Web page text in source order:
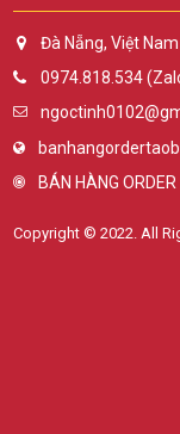
Đà Nẵng, Việt Nam
0974.818.534
BÁN HÀNG
Copyright © 2022. All